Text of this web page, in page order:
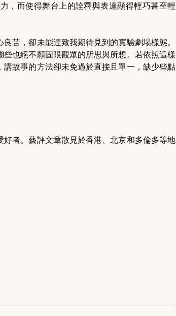
，而使得舞台上的詮釋與表達顯得輕巧甚至輕
苦，卻未能達致我期待見到的實驗劇場樣態。
也絕不願固限觀眾的所思與所想。若依照這樣
故事的方法卻未免過於直接且單一，缺少些點
者。藝評文章散見於香港、北京和多倫多等地